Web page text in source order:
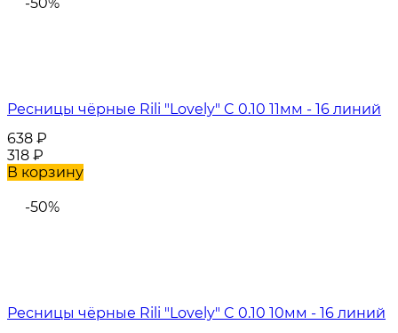
Ресницы чёрные Rili "Lovely" C 0.10 11мм - 16 линий
638 ₽
318 ₽
В корзину
-50%
Ресницы чёрные Rili "Lovely" C 0.10 10мм - 16 линий